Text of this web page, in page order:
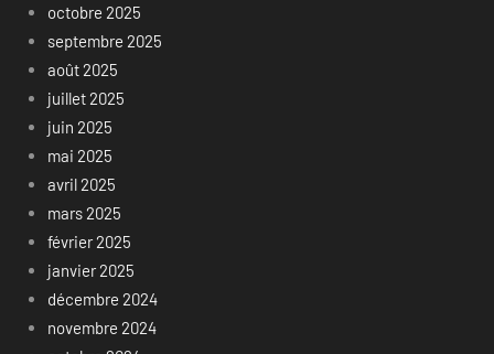
octobre 2025
septembre 2025
août 2025
juillet 2025
juin 2025
mai 2025
avril 2025
mars 2025
février 2025
janvier 2025
décembre 2024
novembre 2024